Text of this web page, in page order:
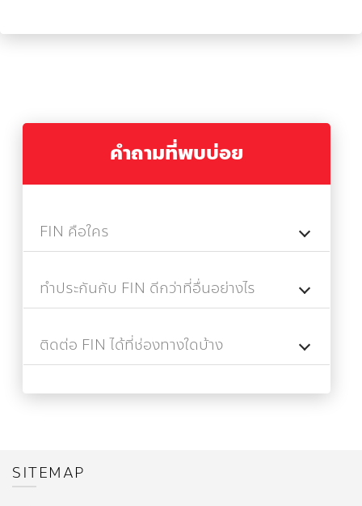
คำถามที่พบบ่อย
FIN คือใคร
ทำประกันกับ FIN ดีกว่าที่อื่นอย่างไร
ติดต่อ FIN ได้ที่ช่องทางใดบ้าง
SITEMAP